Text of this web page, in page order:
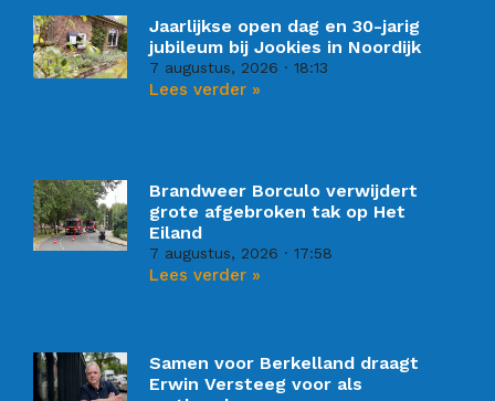
Jaarlijkse open dag en 30-jarig
jubileum bij Jookies in Noordijk
7 augustus, 2026 18:13
Lees verder »
Brandweer Borculo verwijdert
grote afgebroken tak op Het
Eiland
7 augustus, 2026 17:58
Lees verder »
Samen voor Berkelland draagt
Erwin Versteeg voor als